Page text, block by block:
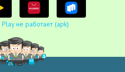
не работает (apk)